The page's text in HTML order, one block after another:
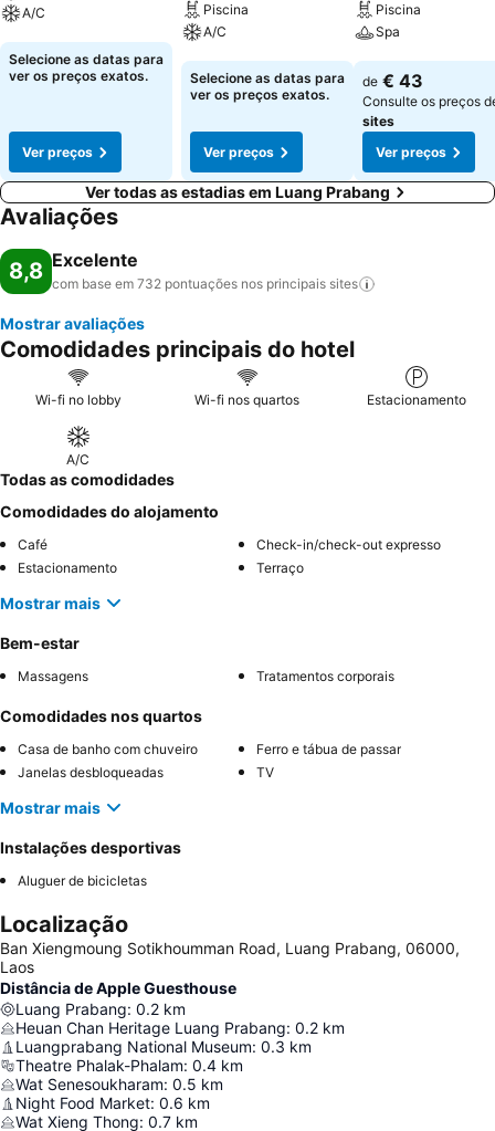
A/C
Ver preços
Selecione as datas para
ver os preços exatos.
Ver preços
Piscina
A/C
Ver preços
Selecione as datas para
ver os preços exatos.
Ver preços
Piscina
Spa
Ver preços
de € 43
Consulte os preços
sites
Ver preços
Ver todas as estadias em Luang Prabang
Avaliações
8,8 Excelente
com base em 732 pontuações nos principais sites
Mostrar avaliações
Comodidades principais do hotel
Wi-fi no lobby Wi-fi nos quartos Estacionamento
A/C
Todas as comodidades
Comodidades do alojamento
Café
Check-in/check-out expresso
Estacionamento
Terraço
Mostrar mais
Bem-estar
Massagens Tratamentos corporais
Comodidades nos quartos
Casa de banho com chuveiro
Ferro e tábua de passar
Janelas desbloqueadas
TV
Mostrar mais
Instalações desportivas
Aluguer de bicicletas
Localização
Ban Xiengmoung Sotikhoumman Road, Luang Prabang, 06000,
Laos
Distância de Apple Guesthouse
Luang Prabang: 0.2 km
Heuan Chan Heritage Luang Prabang: 0.2 km
Luangprabang National Museum: 0.3 km
Theatre Phalak-Phalam: 0.4 km
Wat Senesoukharam: 0.5 km
Night Food Market: 0.6 km
Wat Xieng Thong: 0.7 km